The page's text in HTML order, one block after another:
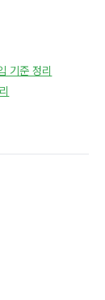
기준 정리